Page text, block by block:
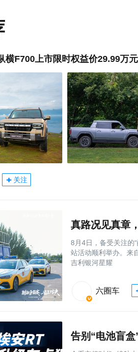
横F700上市限时权益价29.99万
关注
8月4日，备受关注的
站活动顺利举办。来
吉利银河星耀
六圈车